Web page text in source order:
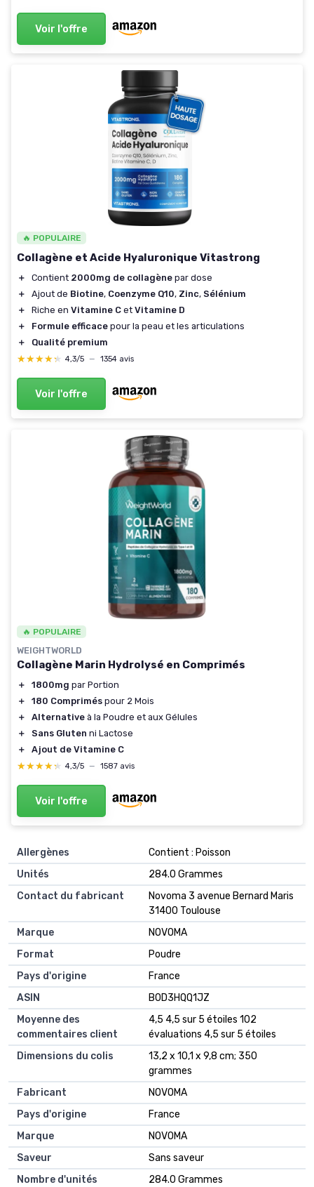
Voir l'offre
🔥 POPULAIRE
Collagène et Acide Hyaluronique Vitastrong
＋ Contient 2000mg de collagène par dose
＋
Ajout de Biotine, Coenzyme Q10, Zinc, Sélénium
＋
Riche en Vitamine C et Vitamine D
＋
Formule efficace pour la peau et les articulations
＋
Qualité premium
★★★★★
★★★★★ 4,3/5 — 1354 avis
Voir l'offre
🔥 POPULAIRE
WEIGHTWORLD
Collagène Marin Hydrolysé en Comprimés
＋ 1800mg par Portion
＋
180 Comprimés pour 2 Mois
＋
Alternative à la Poudre et aux Gélules
＋
Sans Gluten ni Lactose
＋
Ajout de Vitamine C
★★★★★
★★★★★ 4,3/5 — 1587 avis
Voir l'offre
Allergènes
‎Contient : Poisson
Unités
‎284.0 Grammes
Contact du fabricant
‎Novoma 3 avenue Bernard Maris
31400 Toulouse
Marque
‎NOVOMA
Format
‎Poudre
Pays d'origine
‎France
ASIN
B0D3HQQ1JZ
Moyenne des
commentaires client
4,5 4,5 sur 5 étoiles 102
évaluations 4,5 sur 5 étoiles
Dimensions du colis
13,2 x 10,1 x 9,8 cm; 350
grammes
Fabricant
NOVOMA
Pays d'origine
France
Marque
NOVOMA
Saveur
Sans saveur
Nombre d'unités
284.0 Grammes